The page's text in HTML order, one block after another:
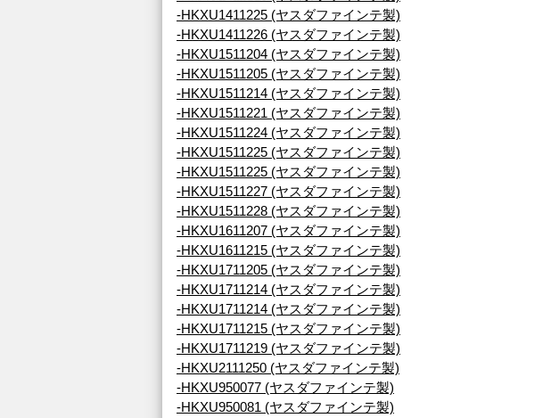
-HKXU1411225 (ヤスダファインテ製)
-HKXU1411226 (ヤスダファインテ製)
-HKXU1511204 (ヤスダファインテ製)
-HKXU1511205 (ヤスダファインテ製)
-HKXU1511214 (ヤスダファインテ製)
-HKXU1511221 (ヤスダファインテ製)
-HKXU1511224 (ヤスダファインテ製)
-HKXU1511225 (ヤスダファインテ製)
-HKXU1511225 (ヤスダファインテ製)
-HKXU1511227 (ヤスダファインテ製)
-HKXU1511228 (ヤスダファインテ製)
-HKXU1611207 (ヤスダファインテ製)
-HKXU1611215 (ヤスダファインテ製)
-HKXU1711205 (ヤスダファインテ製)
-HKXU1711214 (ヤスダファインテ製)
-HKXU1711214 (ヤスダファインテ製)
-HKXU1711215 (ヤスダファインテ製)
-HKXU1711219 (ヤスダファインテ製)
-HKXU2111250 (ヤスダファインテ製)
-HKXU950077 (ヤスダファインテ製)
-HKXU950081 (ヤスダファインテ製)